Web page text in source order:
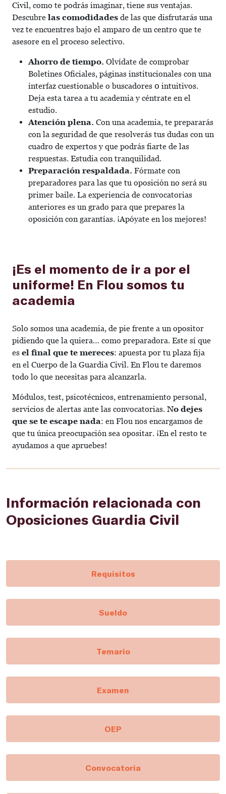
Civil, como te podrás imaginar, tiene sus ventajas.
Descubre las comodidades de las que disfrutarás una
vez te encuentres bajo el amparo de un centro que te
asesore en el proceso selectivo.
Ahorro de tiempo. Olvídate de comprobar
Boletines Oficiales, páginas institucionales con una
interfaz cuestionable o buscadores 0 intuitivos.
Deja esta tarea a tu academia y céntrate en el
estudio.
Atención plena. Con una academia, te prepararás
con la seguridad de que resolverás tus dudas con un
cuadro de expertos y que podrás fiarte de las
respuestas. Estudia con tranquilidad.
Preparación respaldada. Fórmate con
preparadores para las que tu oposición no será su
primer baile. La experiencia de convocatorias
anteriores es un grado para que prepares la
oposición con garantías. ¡Apóyate en los mejores!
¡Es el momento de ir a por el
uniforme! En Flou somos tu
academia
Solo somos una academia, de pie frente a un opositor
pidiendo que la quiera… como preparadora. Este sí que
es el final que te mereces: apuesta por tu plaza fija
en el Cuerpo de la Guardia Civil. En Flou te daremos
todo lo que necesitas para alcanzarla.
Módulos, test, psicotécnicos, entrenamiento personal,
servicios de alertas ante las convocatorias. No dejes
que se te escape nada: en Flou nos encargamos de
que tu única preocupación sea opositar. ¡En el resto te
ayudamos a que apruebes!
Información relacionada con
Oposiciones Guardia Civil
Requisitos
Sueldo
Temario
Examen
OEP
Convocatoria